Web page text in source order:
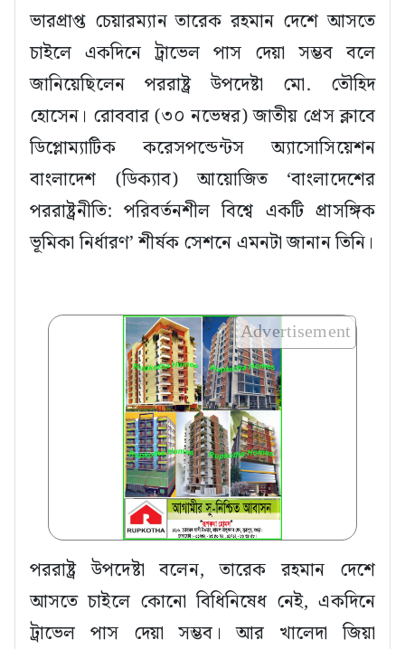
ভারপ্রাপ্ত চেয়ারম্যান তারেক রহমান দেশে আসতে
চাইলে একদিনে ট্রাভেল পাস দেয়া সম্ভব বলে
জানিয়েছিলেন পররাষ্ট্র উপদেষ্টা মো. তৌ‌হিদ
হোসেন। রোববার (৩০ নভেম্বর) জাতীয় প্রেস ক্লাবে
ডিপ্লোম্যাটিক করেসপন্ডেন্টস অ্যাসোসিয়েশন
বাংলাদেশ (ডিক্যাব) আয়োজিত ‘বাংলাদেশের
পররাষ্ট্রনীতি: পরিবর্তনশীল বিশ্বে একটি প্রাসঙ্গিক
ভূমিকা নির্ধারণ’ শীর্ষক সেশনে এমনটা জানান তিনি।
Advertisement
পররাষ্ট্র উপদেষ্টা বলেন, তারেক রহমান দেশে
আসতে চাইলে কোনো বিধিনিষেধ নেই, একদিনে
ট্রাভেল পাস দেয়া সম্ভব। আর খালেদা জিয়া